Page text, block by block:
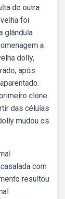
de outra
foi
glândula
a
dolly,
após
clone
das células
mudou os
com
resultou